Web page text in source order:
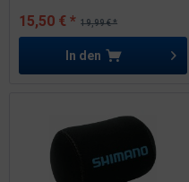
19,99 € *
15,50 € *
In den